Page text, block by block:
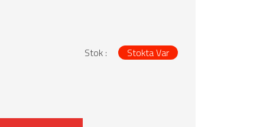
Stok :
Stokta Var